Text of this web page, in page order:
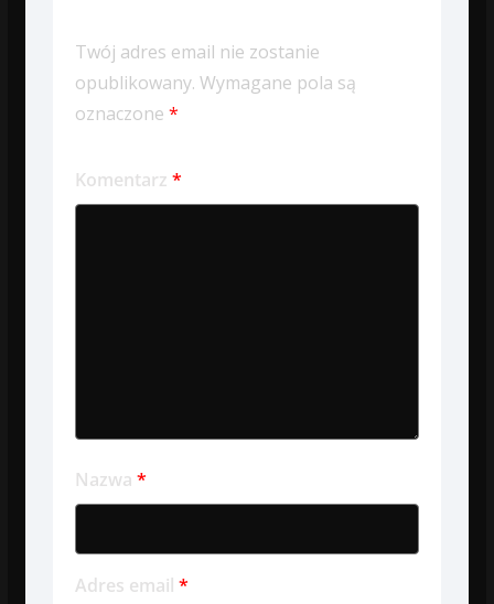
Twój adres email nie zostanie
opublikowany. Wymagane pola są
oznaczone *
Komentarz *
Nazwa *
Adres email *